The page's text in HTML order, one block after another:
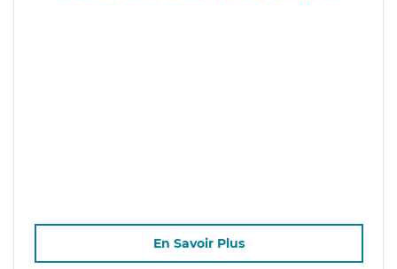
En Savoir Plus